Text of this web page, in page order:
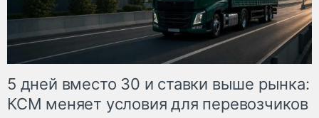
5 дней вместо 30 и ставки выше рынка:
КСМ меняет условия для перевозчиков